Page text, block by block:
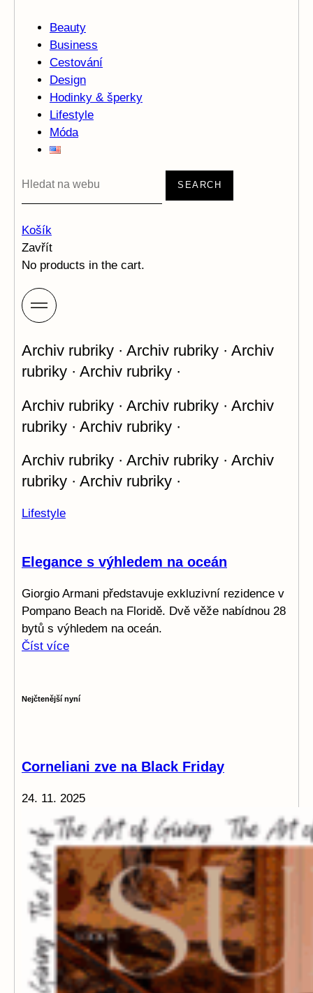
Beauty
Business
Cestování
Design
Hodinky & šperky
Lifestyle
Móda
SEARCH
Košík
Zavřít
No products in the cart.
Archiv rubriky · Archiv rubriky · Archiv
rubriky · Archiv rubriky ·
Archiv rubriky · Archiv rubriky · Archiv
rubriky · Archiv rubriky ·
Archiv rubriky · Archiv rubriky · Archiv
rubriky · Archiv rubriky ·
Lifestyle
Elegance s výhledem na oceán
Giorgio Armani představuje exkluzivní rezidence v
Pompano Beach na Floridě. Dvě věže nabídnou 28
bytů s výhledem na oceán.
Číst více
Nejčtenější nyní
Corneliani zve na Black Friday
24. 11. 2025